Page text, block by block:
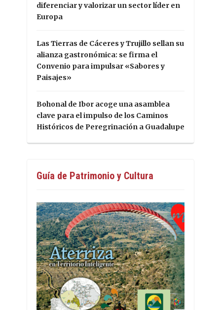
diferenciar y valorizar un sector líder en
Europa
Las Tierras de Cáceres y Trujillo sellan su
alianza gastronómica: se firma el
Convenio para impulsar «Sabores y
Paisajes»
Bohonal de Ibor acoge una asamblea
clave para el impulso de los Caminos
Históricos de Peregrinación a Guadalupe
Guía de Patrimonio y Cultura